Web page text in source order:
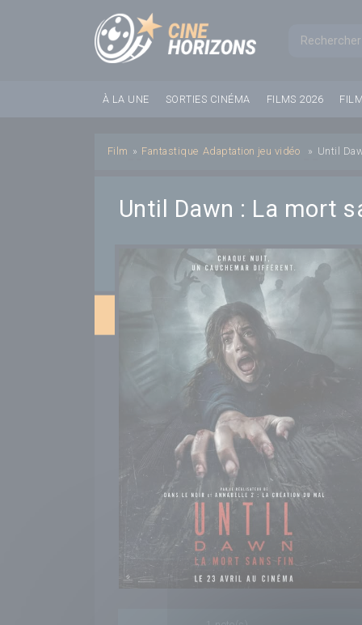
À LA UNE SORTIES CINÉMA FILMS 2026
Film » Fantastique Adaptation jeu vidéo » Until
Until Dawn : La mort
Panneau de gestion des cookies